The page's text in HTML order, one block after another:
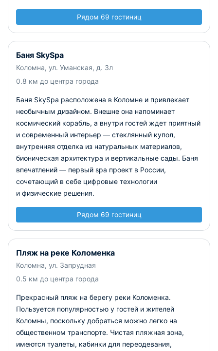
Рядом 69 гостиниц
Баня SkySpa
Коломна, ул. Уманская, д. 3л
0.8 км до центра города
Баня SkySpa расположена в Коломне и привлекает
необычным дизайном. Внешне она напоминает
космический корабль, а внутри гостей ждет приятный
и современный интерьер — стеклянный купол,
внутренняя отделка из натуральных материалов,
бионическая архитектура и вертикальные сады. Баня
впечатлений — первый spa проект в России,
сочетающий в себе цифровые технологии
и физические решения.
Рядом 69 гостиниц
Пляж на реке Коломенка
Коломна, ул. Запрудная
0.5 км до центра города
Прекрасный пляж на берегу реки Коломенка.
Пользуется популярностью у гостей и жителей
Коломны, поскольку добраться можно легко на
общественном транспорте. Чистая пляжная зона,
имеются туалеты, кабинки для переодевания,